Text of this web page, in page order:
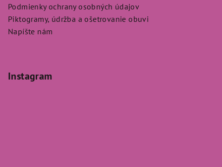
Podmienky ochrany osobných údajov
Piktogramy, údržba a ošetrovanie obuvi
Napíšte nám
Instagram